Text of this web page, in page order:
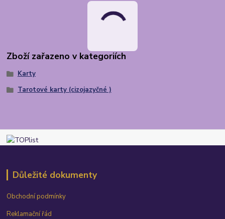
Zboží zařazeno v kategoriích
Karty
Tarotové karty (cizojazyčné )
Důležité dokumenty
Obchodní podmínky
Reklamační řád